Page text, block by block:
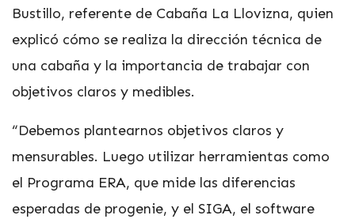
Bustillo, referente de Cabaña La Llovizna, quien
explicó cómo se realiza la dirección técnica de
una cabaña y la importancia de trabajar con
objetivos claros y medibles.
“Debemos plantearnos objetivos claros y
mensurables. Luego utilizar herramientas como
el Programa ERA, que mide las diferencias
esperadas de progenie, y el SIGA, el software